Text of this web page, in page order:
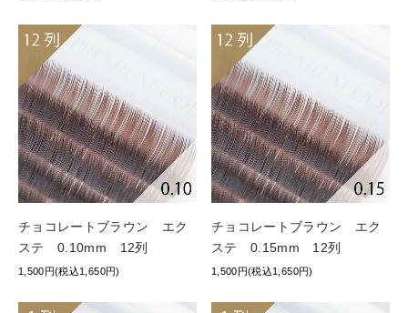
チョコレートブラウン エク
ステ 0.10mm 12列
1,500円(税込1,650円)
チョコレートブラウン エク
ステ 0.15mm 12列
1,500円(税込1,650円)